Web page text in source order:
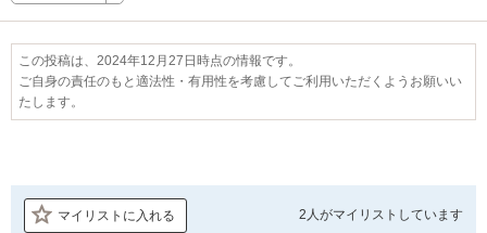
この投稿は、2024年12月27日時点の情報です。
ご自身の責任のもと適法性・有用性を考慮してご利用いただくようお願いい
たします。
マイリストに入れる 2人がマイリストしています